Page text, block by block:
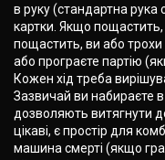
в руку (стандартна рука
картки. Якщо
пощастить, ви або
або програєте партію
Кожен хід треба
Зазвичай ви набираєте в
дозволяють витягнути
цікаві, є простір для
машина смерті (якщо